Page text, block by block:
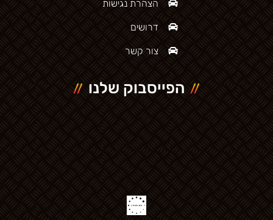
הצהרת נגישות
דרושים
צור קשר
הפייסבוק שלנו